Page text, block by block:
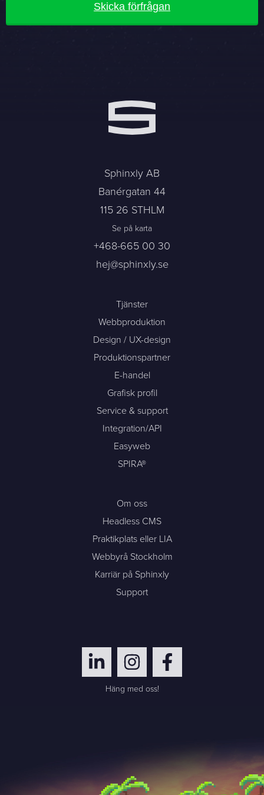
Om oss / Kontaktpersoner
Karriär på Sphinxly
Skicka förfrågan
Sphinxly AB
Banérgatan 44
115 26 STHLM
Se på karta
+468-665 00 30
hej@sphinxly.se
Tjänster
Webbproduktion
Design / UX-design
Produktionspartner
E-handel
Grafisk profil
Service & support
Integration/API
Easyweb
SPIRA®
Om oss
Headless CMS
Praktikplats eller LIA
Webbyrå Stockholm
Karriär på Sphinxly
Support
Häng med oss!